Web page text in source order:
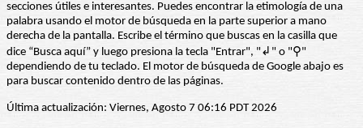
secciones útiles e interesantes. Puedes encontrar la etimología de una
palabra usando el motor de búsqueda en la parte superior a mano
derecha de la pantalla. Escribe el término que buscas en la casilla que
dice “Busca aquí” y luego presiona la tecla "Entrar", "↲" o "⚲"
dependiendo de tu teclado. El motor de búsqueda de Google abajo es
para buscar contenido dentro de las páginas.
Última actualización: Viernes, Agosto 7 06:16 PDT 2026